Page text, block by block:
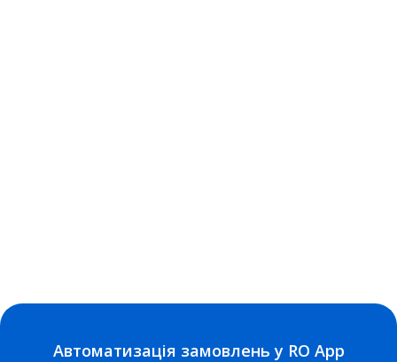
Автоматизація замовлень у RO App